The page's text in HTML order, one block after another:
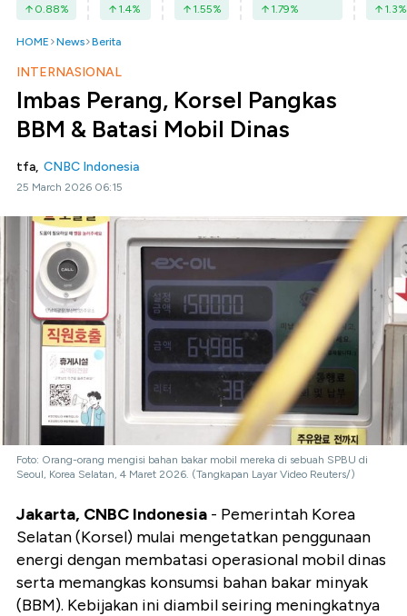
0.88% 1.4% 1.55% 1.79% 1.3%
HOME News Berita
INTERNASIONAL
Imbas Perang, Korsel Pangkas
BBM & Batasi Mobil Dinas
tfa, CNBC Indonesia
25 March 2026 06:15
Foto: Orang-orang mengisi bahan bakar mobil mereka di sebuah SPBU di
Seoul, Korea Selatan, 4 Maret 2026. (Tangkapan Layar Video Reuters/)
Jakarta, CNBC Indonesia - Pemerintah Korea
Selatan (Korsel) mulai mengetatkan penggunaan
energi dengan membatasi operasional mobil dinas
serta memangkas konsumsi bahan bakar minyak
(BBM). Kebijakan ini diambil seiring meningkatnya